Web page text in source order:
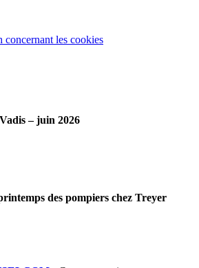
concernant les cookies
– juin 2026
des pompiers chez Treyer